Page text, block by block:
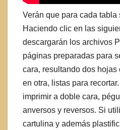
Verán que para cada tabla
Haciendo clic en las
descargarán los archivos
páginas preparadas para
cara, resultando dos hojas
en otra, listas para
imprimir a doble cara,
anversos y reversos. Si
cartulina y además